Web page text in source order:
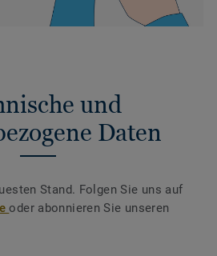
und
Daten
Stand. Folgen Sie uns auf
oder abonnieren Sie unseren